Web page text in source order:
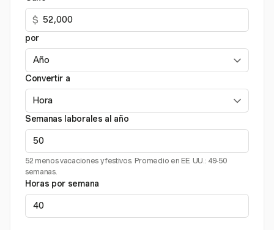
$
por
Convertir a
Semanas laborales al año
52 menos vacaciones y festivos. Promedio en EE. UU.: 49-50
semanas.
Horas por semana